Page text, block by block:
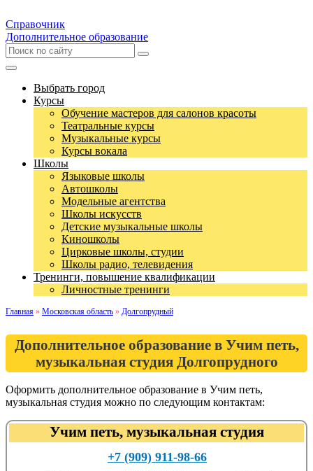
Справочник
Дополнительное образование
Выбрать город
Курсы
Обучение мастеров для салонов красоты
Театральные курсы
Музыкальные курсы
Курсы вокала
Школы
Языковые школы
Автошколы
Модельные агентства
Школы искусств
Детские музыкальные школы
Киношколы
Цирковые школы, студии
Школы радио, телевидения
Тренинги, повышение квалификации
Личностные тренинги
Главная » Московская область » Долгопрудный
Дополнительное образование в Учим петь,
музыкальная студия Долгопрудного
Оформить дополнительное образование в Учим петь,
музыкальная студия можно по следующим контактам:
Учим петь, музыкальная студия
+7 (909) 911-98-66